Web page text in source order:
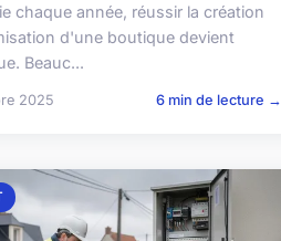
chaque année, réussir la création
d'une boutique devient
Beauc...
2025 6 min de lecture →